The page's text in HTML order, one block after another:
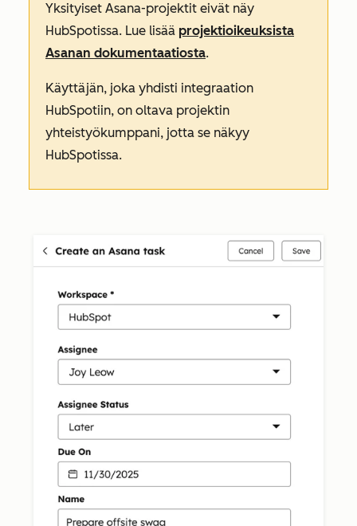
Yksityiset Asana-projektit eivät näy
HubSpotissa. Lue lisää projektioikeuksista
Asanan dokumentaatiosta.
Käyttäjän, joka yhdisti integraation
HubSpotiin, on oltava projektin
yhteistyökumppani, jotta se näkyy
HubSpotissa.